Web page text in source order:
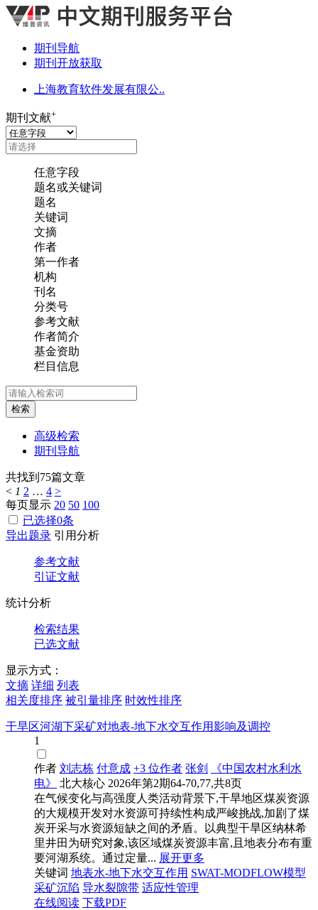
期刊导航
期刊开放获取
上海教育软件发展有限公..
期刊文献+
任意字段
题名或关键词
题名
关键词
文摘
作者
第一作者
机构
刊名
分类号
参考文献
作者简介
基金资助
栏目信息
检索
高级检索
期刊导航
共找到 75篇文章
< 1 2 … 4 >
每页显示 20 50 100
已选择0条
导出题录 引用分析
参考文献
引证文献
统计分析
检索结果
已选文献
显示方式：
文摘 详细 列表
相关度排序 被引量排序 时效性排序
干旱区河湖下采矿对地表-地下水交互作用影响及调控
1
作者 刘志栋 付意成 +3 位作者 张剑
《中国农村水利水
电》
北大核心 2026年第2期64-70,77,共8页
在气候变化与高强度人类活动背景下,干旱地区煤炭资源
的大规模开发对水资源可持续性构成严峻挑战,加剧了煤
炭开采与水资源短缺之间的矛盾。以典型干旱区纳林希
里井田为研究对象,该区域煤炭资源丰富,且地表分布有重
要河湖系统。通过定量... 展开更多
关键词 地表水-地下水交互作用 SWAT-MODFLOW模型
采矿沉陷 导水裂隙带 适应性管理
在线阅读 下载PDF